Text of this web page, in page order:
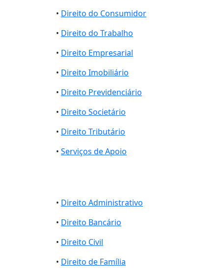
• Direito do Consumidor
• Direito do Trabalho
• Direito Empresarial
• Direito Imobiliário
• Direito Previdenciário
• Direito Societário
• Direito Tributário
• Serviços de Apoio
• Direito Administrativo
• Direito Bancário
• Direito Civil
• Direito de Família